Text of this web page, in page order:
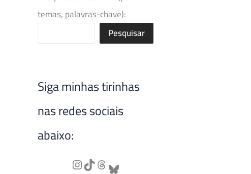
temas, palavras-chave):
Pesquisar
Siga minhas tirinhas
nas redes sociais
abaixo: